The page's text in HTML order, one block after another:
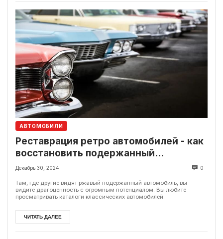
АВТОМОБИЛИ
Реставрация ретро автомобилей - как
восстановить подержанный
автомобиль?
Декабрь 30, 2024 0
Там, где другие видят ржавый подержанный автомобиль, вы
видите драгоценность с огромным потенциалом. Вы любите
просматривать каталоги классических автомобилей.
ЧИТАТЬ ДАЛЕЕ